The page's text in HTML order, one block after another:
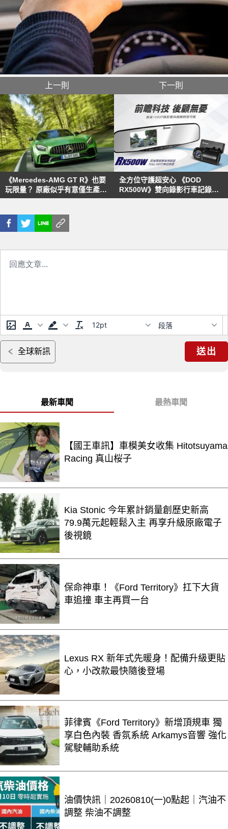
上一則
《Mercedes-AMG GT R》也要
玩限量？ 原廠似乎有意僅生產
2000輛
下一則
全方位守護超安心 《DOD
RX500W》雙向錄影行車記錄器
上市
12pt 段落
全球新訊 送出
最新車聞 最熱車聞
【國王車訊】車模美女收集 Hitotsuyama
Racing 真山桜子
Kia Stonic 今年累計銷量創歷史新高
79.9萬元起輕鬆入主 再享升級原廠電子
後視鏡
保命神車！《Ford Territory》扛下大貨
車追撞 車主再買一台
Lexus RX 新年式先暖身！配備升級更貼
心，小改款最快隨後登場
菲律賓《Ford Territory》新增頂規車 獨
享白色內裝 香氛系統 Arkamys音響 強化
駕駛輔助系統
油價快訊｜20260810(一)0點起｜汽油不
調整 柴油不調整